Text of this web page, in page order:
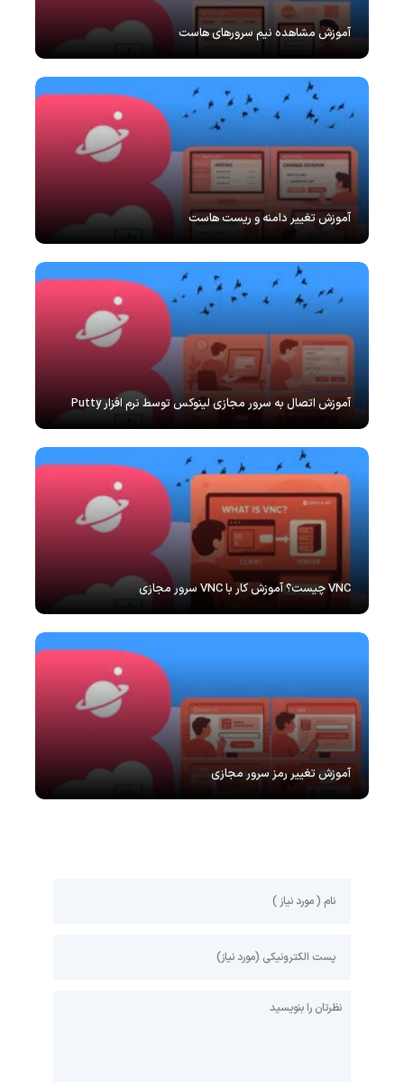
آموزش مشاهده نیم سرورهای هاست
آموزش تغییر دامنه و ریست هاست
آموزش اتصال به سرور مجازی لینوکس توسط نرم افزار Putty
VNC چیست؟ آموزش کار با VNC سرور مجازی
آموزش تغییر رمز سرور مجازی